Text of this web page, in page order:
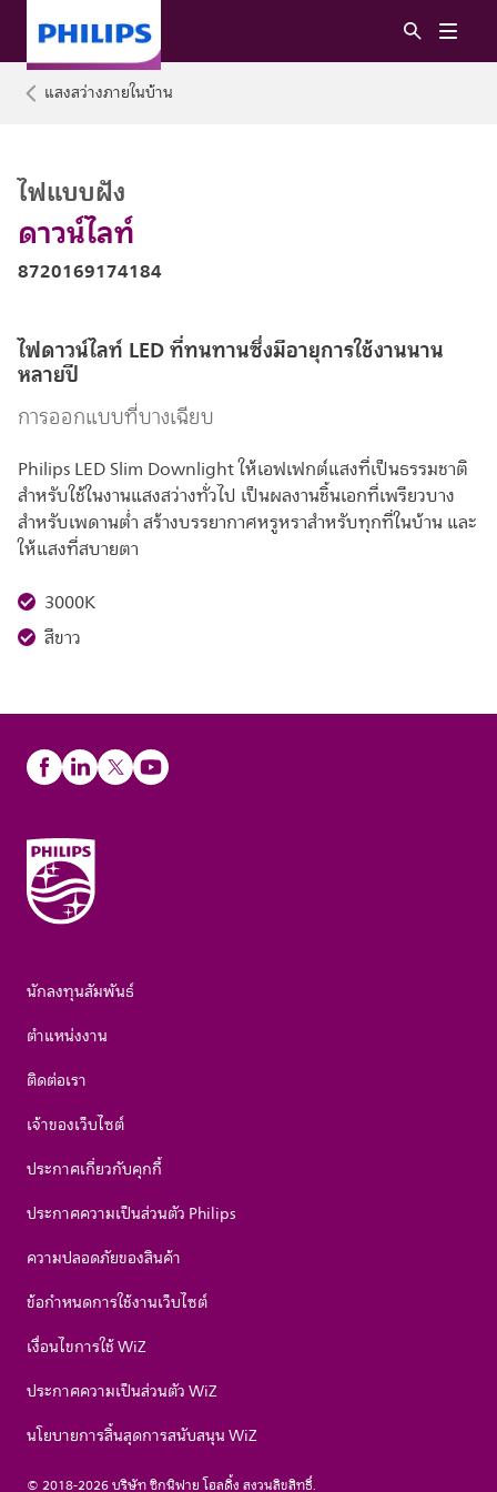
แสงสว่างภายในบ้าน
ดาวน์ไลท์
ไฟแบบฝัง
8720169174184
ไฟดาวน์ไลท์ LED ที่ทนทานซึ่งมีอายุการใช้งานนาน
หลายปี
การออกแบบที่บางเฉียบ
Philips LED Slim Downlight ให้เอฟเฟกต์แสงที่เป็นธรรมชาติ
สำหรับใช้ในงานแสงสว่างทั่วไป เป็นผลงานชิ้นเอกที่เพรียวบาง
สำหรับเพดานต่ำ สร้างบรรยากาศหรูหราสำหรับทุกที่ในบ้าน และ
ให้แสงที่สบายตา
3000K
สีขาว
นักลงทุนสัมพันธ์
ตำแหน่งงาน
ติดต่อเรา
เจ้าของเว็บไซต์
ประกาศเกี่ยวกับคุกกี้
ประกาศความเป็นส่วนตัว Philips
ความปลอดภัยของสินค้า
ข้อกำหนดการใช้งานเว็บไซต์
เงื่อนไขการใช้ WiZ
ประกาศความเป็นส่วนตัว WiZ
นโยบายการสิ้นสุดการสนับสนุน WiZ
© 2018-2026 บริษัท ซิกนิฟาย โฮลดิ้ง สงวนลิขสิทธิ์.